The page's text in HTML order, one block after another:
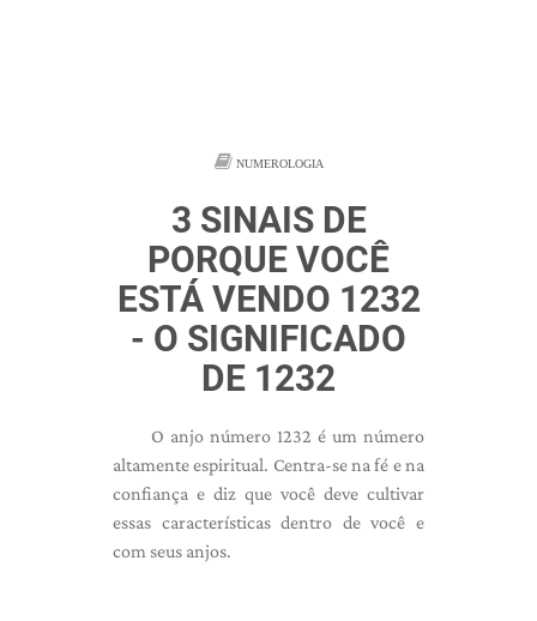
NUMEROLOGIA
3 SINAIS DE
PORQUE VOCÊ
ESTÁ VENDO 1232
- O SIGNIFICADO
DE 1232
O anjo número 1232 é um número
altamente espiritual. Centra-se na fé e na
confiança e diz que você deve cultivar
essas características dentro de você e
com seus anjos.